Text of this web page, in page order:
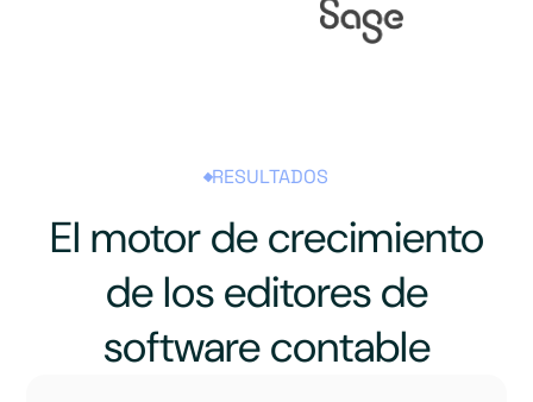
RESULTADOS
El motor de crecimiento
de los editores de
software contable